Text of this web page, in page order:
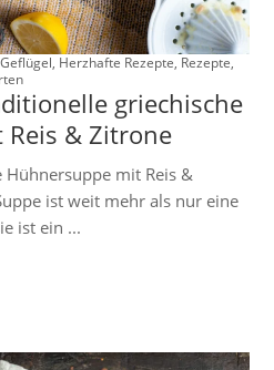
, Herzhafte Rezepte, Rezepte,
griechische
& Zitrone
mit Reis &
ist weit mehr als nur eine
ist ein ...